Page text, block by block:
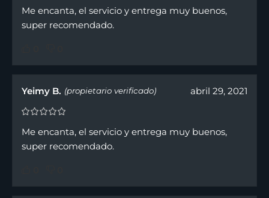
Me encanta, el servicio y entrega muy buenos,
super recomendado.
Yeimy B. (propietario verificado) abril 29, 2021
Me encanta, el servicio y entrega muy buenos,
super recomendado.